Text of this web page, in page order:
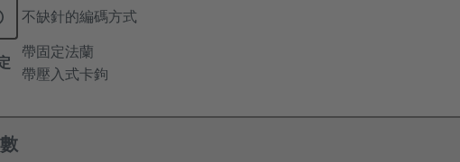
不缺針的編碼方式
帶固定法蘭
帶壓入式卡鉤